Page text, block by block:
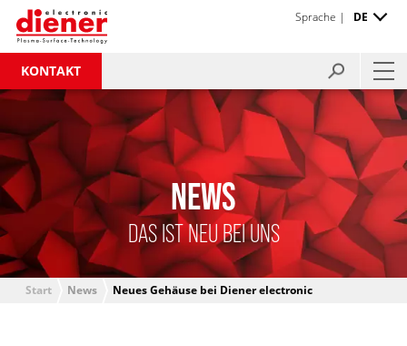
KONTAKT
Sprache | DE
NEWS
DAS IST NEU BEI UNS
Start News Neues Gehäuse bei Diener electronic